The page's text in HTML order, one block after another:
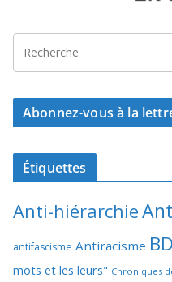
Abonnez-vous à la
Étiquettes
Anti-hiérarchie
antifascisme Antiracisme
mots et les leurs" Chroniques